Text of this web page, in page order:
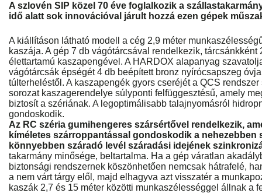
A szlovén SIP közel 70 éve foglalkozik a
idő alatt sok innovációval járult hozzá ezen gépek
A kiállításon látható modell a cég 2,9 méter
kaszája. A gép 7 db vágótárcsával rendelkezik, tárcsánkként
élettartamú kaszapengével. A HARDOX alapanyag
vágótárcsák épségét 4 db beépített bronz nyírócsapszeg
túlterheléstől. A kaszapengék gyors cseréjét a QCS
sorozat kaszagerendelye súlyponti felfüggesztésű, amely
biztosít a szériának. A legoptimálisabb talajnyomásról
gondoskodik.
Az RC széria gumihengeres szársértővel rendelkezik,
kíméletes szárroppantással gondoskodik a nehezebben
könnyebben száradó levél száradási idejének
takarmány minősége, beltartalma. Ha a gép váratlan
biztonsági rendszernek köszönhetően nemcsak hátrafelé,
a nem várt tárgy elől, majd elhagyva azt visszatér a
kaszák 2,7 és 15 méter közötti munkaszélességgel állnak a